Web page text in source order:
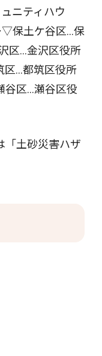
ニティハウ
▽保土ケ谷区…保
区…金沢区役所
…都筑区役所
区…瀬谷区役
「土砂災害ハザ